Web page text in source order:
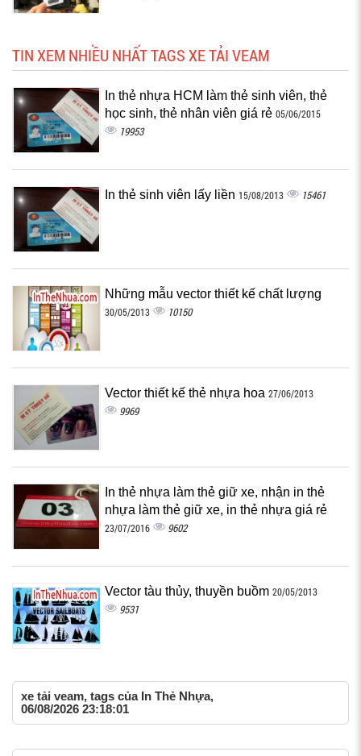
TIN XEM NHIỀU NHẤT TAGS XE TẢI VEAM
In thẻ nhựa HCM làm thẻ sinh viên, thẻ
học sinh, thẻ nhân viên giá rẻ 05/06/2015
19953
In thẻ sinh viên lấy liền 15/08/2013 15461
Những mẫu vector thiết kế chất lượng
30/05/2013 10150
Vector thiết kế thẻ nhựa hoa 27/06/2013
9969
In thẻ nhựa làm thẻ giữ xe, nhận in thẻ
nhựa làm thẻ giữ xe, in thẻ nhựa giá rẻ
23/07/2016 9602
Vector tàu thủy, thuyền buồm 20/05/2013
9531
xe tải veam, tags của In Thẻ Nhựa,
06/08/2026 23:18:01